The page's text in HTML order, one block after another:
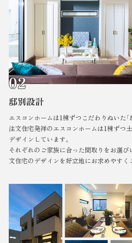
邸別設計
エスコンホームは1棟ずつこだわりぬいた「
注文住宅発祥のエスコンホームは1棟ずつ
デザインしています。
それぞれのご家族に合った間取りをお選び
文住宅のデザインを好立地にお求めやすく